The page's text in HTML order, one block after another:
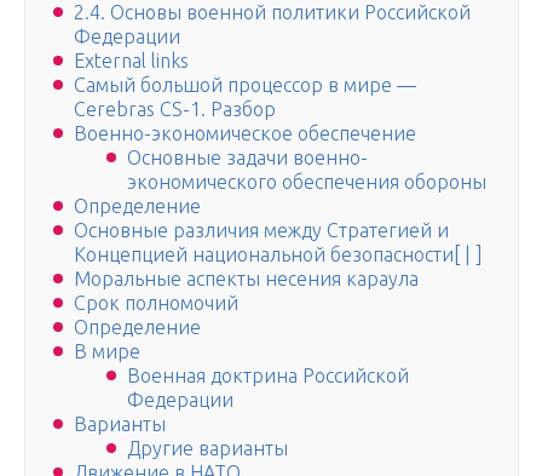
2.4. Основы военной политики Российской
Федерации
External links
Самый большой процессор в мире —
Cerebras CS-1. Разбор
Военно-экономическое обеспечение
Основные задачи военно-
экономического обеспечения обороны
Определение
Основные различия между Стратегией и
Концепцией национальной безопасности[ | ]
Моральные аспекты несения караула
Срок полномочий
Определение
В мире
Военная доктрина Российской
Федерации
Варианты
Другие варианты